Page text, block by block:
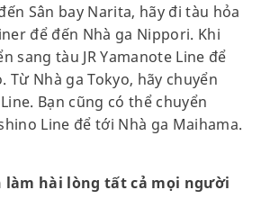
Sân bay Narita, hãy đi tàu hỏa
để đến Nhà ga Nippori. Khi
sang tàu JR Yamanote Line để
Từ Nhà ga Tokyo, hãy chuyển
Bạn cũng có thể chuyển
Line để tới Nhà ga Maihama.
làm hài lòng tất cả mọi người